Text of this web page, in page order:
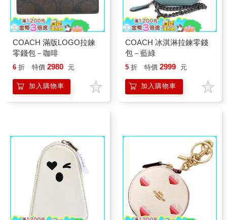
COACH 滿版LOGO拉鍊
零錢包－咖啡
6 折 特價 2980 元
加入購物車
COACH 冰淇淋拉鍊零錢
包－藍綠
5 折 特價 2999 元
加入購物車